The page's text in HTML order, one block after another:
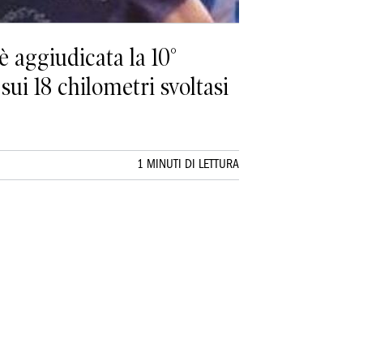
aggiudicata la 10°
18 chilometri svoltasi
1 MINUTI DI LETTURA